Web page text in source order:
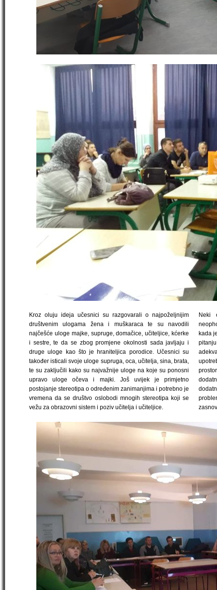
Kroz oluju ideja učesnici su razgovarali o najpoželjnijim
društvenim ulogama žena i muškaraca te su navodili
najčešće uloge majke, supruge, domačice, učiteljice, kćerke
i sestre, te da se zbog promjene okolnosti sada javljaju i
druge uloge kao što je hraniteljica porodice. Učesnici su
također isticali svoje uloge supruga, oca, učitelja, sina, brata,
te su zaključili kako su najvažnije uloge na koje su ponosni
upravo uloge očeva i majki. Još uvijek je primjetno
postojanje stereotipa o određenim zanimanjima i potrebno je
vremena da se društvo oslobodi mnogih stereotipa koji se
vežu za obrazovni sistem i poziv učitelja i učiteljice.
Neki
kada